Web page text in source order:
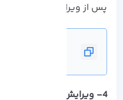
پس از ویرایش فایل دستور
4- ویرایش فایل wp-config.php